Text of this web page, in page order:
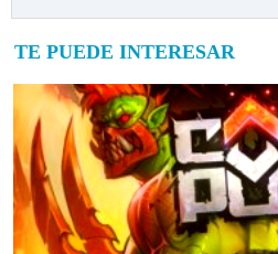
TE PUEDE INTERESAR